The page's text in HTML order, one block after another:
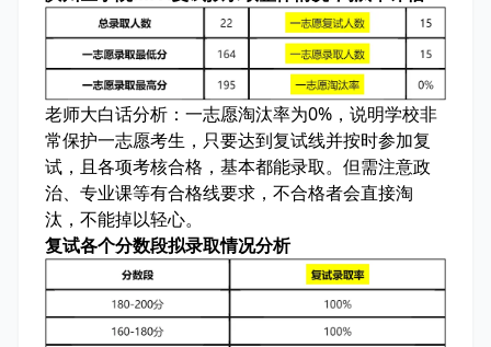
老师大白话分析： 一志愿淘汰率为0%，说明学校非
常保护一志愿考生，只要达到复试线并按时参加复
试，且各项考核合格，基本都能录取。但需注意政
治、专业课等有合格线要求，不合格者会直接淘
汰，不能掉以轻心。
复试各个分数段拟录取情况分析